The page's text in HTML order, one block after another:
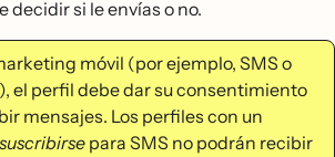
decidir si le envías o no.
móvil (por ejemplo, SMS o
el perfil debe dar su consentimiento
mensajes. Los perfiles con un
para SMS no podrán recibir